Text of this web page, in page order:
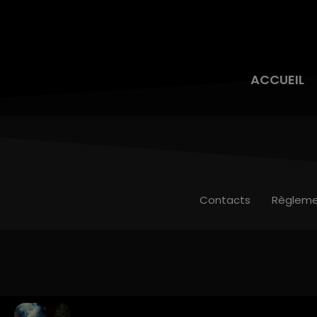
ACCUEIL
Contacts